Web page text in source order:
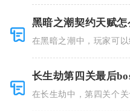
黑暗之潮契约天赋怎
在黑暗之潮中，玩家可
长生劫第四关最后
在长生劫中，第四关个